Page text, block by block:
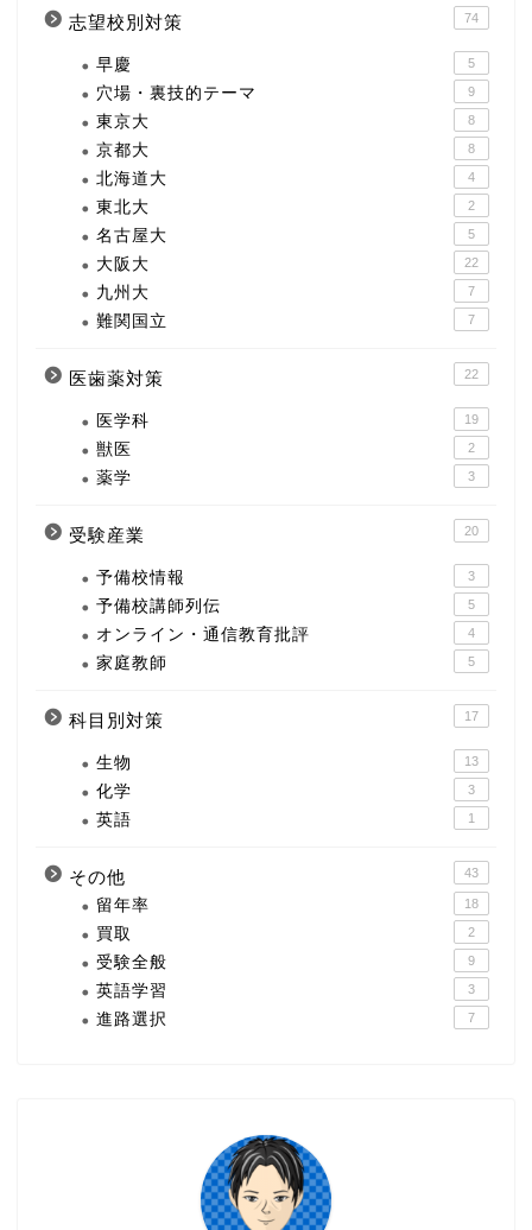
志望校別対策 74
早慶 5
穴場・裏技的テーマ 9
東京大 8
京都大 8
北海道大 4
東北大 2
名古屋大 5
大阪大 22
九州大 7
難関国立 7
医歯薬対策 22
医学科 19
獣医 2
薬学 3
受験産業 20
予備校情報 3
予備校講師列伝 5
オンライン・通信教育批評 4
家庭教師 5
科目別対策 17
生物 13
化学 3
英語 1
その他 43
留年率 18
買取 2
受験全般 9
英語学習 3
進路選択 7